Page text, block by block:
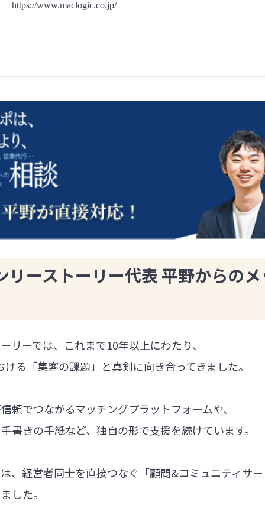
https://www.maclogic.co.jp/
リーストーリー代表 平野からの
リーでは、これまで10年以上にわたり、
る「集客の課題」と真剣に向き合ってきました。
頼でつながるマッチングプラットフォームや、
書きの手紙など、独自の形で支援を続けています。
、経営者同士を直接つなぐ「顧問&コミュニティサ
した。